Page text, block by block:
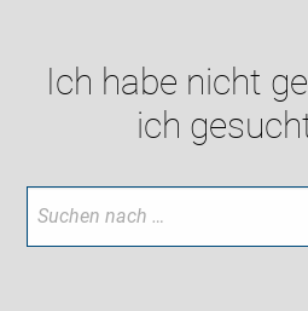
Ich habe nicht
ich